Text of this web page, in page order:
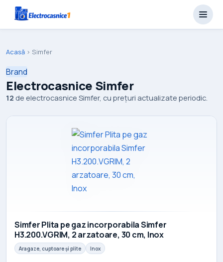
Acasă › Simfer
Brand
Electrocasnice Simfer
12 de electrocasnice Simfer, cu prețuri actualizate periodic.
Simfer Plita pe gaz incorporabila Simfer
H3.200.VGRIM, 2 arzatoare, 30 cm, Inox
Aragaze, cuptoare și plite Inox